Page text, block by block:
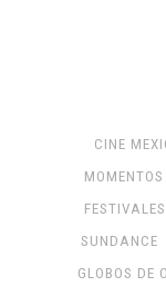
CINE
FESTIVALES
SUNDANCE
GLOBOS DE